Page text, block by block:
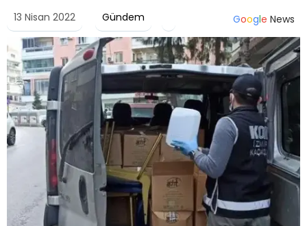
13 Nisan 2022 Gündem Google News